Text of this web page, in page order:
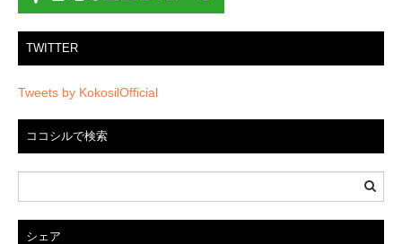
TWITTER
Tweets by KokosilOfficial
ココシルで検索
シェア